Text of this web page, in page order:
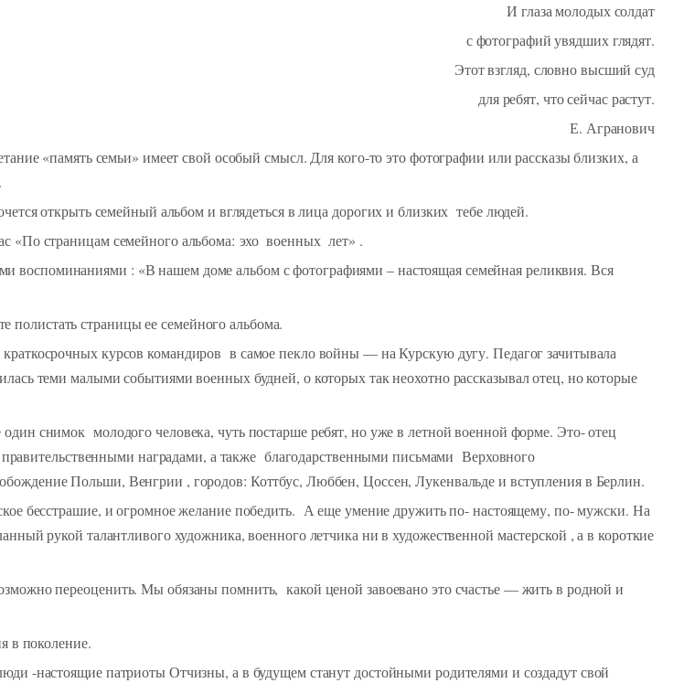
И глаза молодых солдат
с фотографий увядших глядят.
Этот взгляд, словно высший суд
для ребят, что сейчас растут.
Е. Агранович
«память семьи» имеет свой особый смысл. Для кого-то это фотографии или рассказы близких, а
открыть семейный альбом и вглядеться в лица дорогих и близких тебе людей.
«По страницам семейного альбома: эхо военных лет» .
воспоминаниями : «В нашем доме альбом с фотографиями – настоящая семейная реликвия. Вся
страницы ее семейного альбома.
курсов командиров в самое пекло войны — на Курскую дугу. Педагог зачитывала
теми малыми событиями военных будней, о которых так неохотно рассказывал отец, но которые
снимок молодого человека, чуть постарше ребят, но уже в летной военной форме. Это- отец
наградами, а также благодарственными письмами Верховного
Польши, Венгрии , городов: Коттбус, Люббен, Цоссен, Лукенвальде и вступления в Берлин.
бесстрашие, и огромное желание победить. А еще умение дружить по- настоящему, по- мужски. На
рукой талантливого художника, военного летчика ни в художественной мастерской , а в короткие
переоценить. Мы обязаны помнить, какой ценой завоевано это счастье — жить в родной и
в поколение.
-настоящие патриоты Отчизны, а в будущем станут достойными родителями и создадут свой